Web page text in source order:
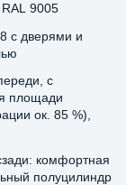
9005
с дверями и
с
площади
ок. 85 %),
комфортная
полуцилиндр